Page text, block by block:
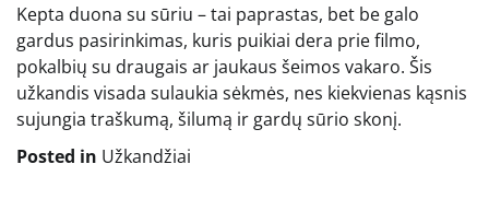
Kepta duona su sūriu – tai paprastas, bet be galo
gardus pasirinkimas, kuris puikiai dera prie filmo,
pokalbių su draugais ar jaukaus šeimos vakaro. Šis
užkandis visada sulaukia sėkmės, nes kiekvienas kąsnis
sujungia traškumą, šilumą ir gardų sūrio skonį.
Posted in Užkandžiai